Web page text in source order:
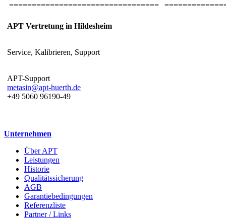
=================================
APT Vertretung in Hildesheim
Service, Kalibrieren, Support
APT-Support
metasin@apt-huerth.de
+49 5060 96190-49
Unternehmen
Über APT
Leistungen
Historie
Qualitätssicherung
AGB
Garantiebedingungen
Referenzliste
Partner / Links